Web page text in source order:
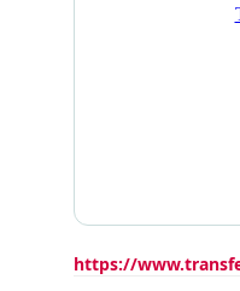
https://